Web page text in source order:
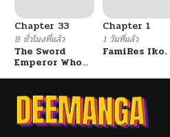
ตอนที่ 22
ตอนที่ 21
ตอนที่ 20
Chapter 33
8 ชั่วโมงที่แล้ว
The Sword
Emperor Who
จักรพรรดิเทพดาบ
ผงาดเหนือชาติภพ
Chapter 1
1 วันที่แล้ว
FamiRes Iko.